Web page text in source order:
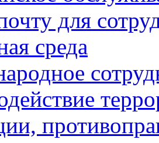
для
среда